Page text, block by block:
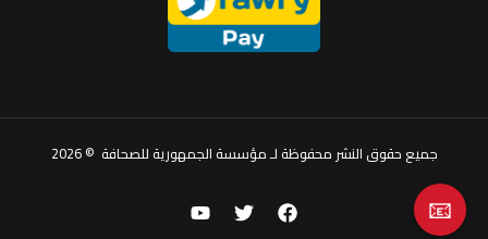
جميع حقوق النشر محفوظة لـ مؤسسة الجمهورية للصحافة © 2026
📧